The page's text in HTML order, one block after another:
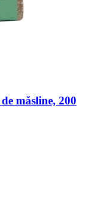
măsline, 200